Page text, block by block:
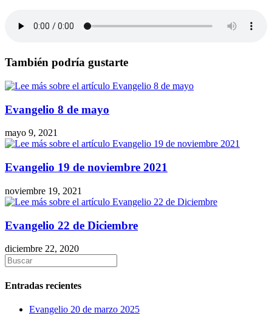
También podría gustarte
Evangelio 8 de mayo
mayo 9, 2021
Evangelio 19 de noviembre 2021
noviembre 19, 2021
Evangelio 22 de Diciembre
diciembre 22, 2020
Entradas recientes
Evangelio 20 de marzo 2025